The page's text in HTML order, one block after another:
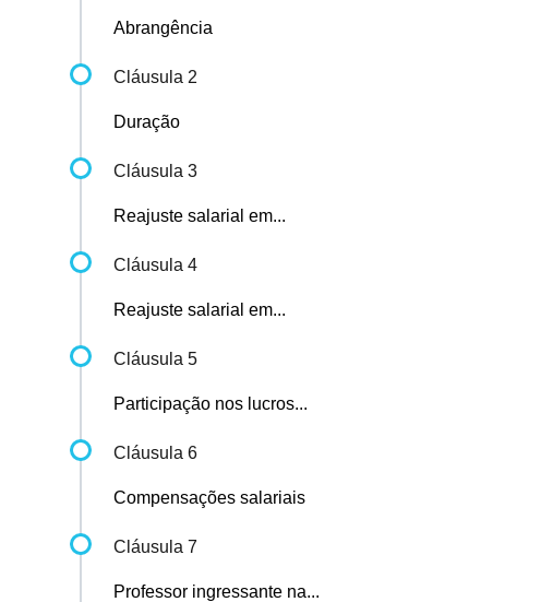
Abrangência
Cláusula 2
Duração
Cláusula 3
Reajuste salarial em...
Cláusula 4
Reajuste salarial em...
Cláusula 5
Participação nos lucros...
Cláusula 6
Compensações salariais
Cláusula 7
Professor ingressante na...